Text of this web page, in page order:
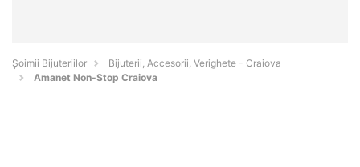
Şoimii Bijuteriilor
Bijuterii, Accesorii, Verighete - Craiova
Amanet Non-Stop Craiova